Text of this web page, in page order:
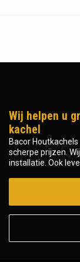
Wij helpen u
kachel
Bacor
scherpe prijzen.
installatie. Ook